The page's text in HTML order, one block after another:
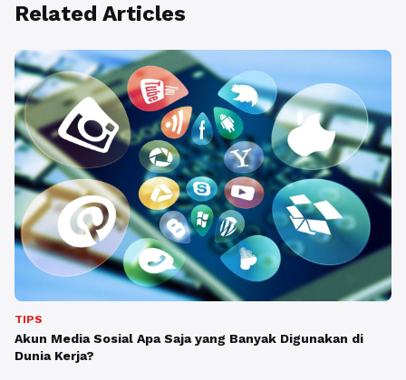
Related Articles
TIPS
Akun Media Sosial Apa Saja yang Banyak Digunakan di
Dunia Kerja?